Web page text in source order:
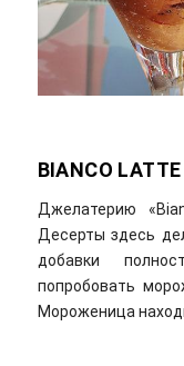
BIANCO LATTE
Джелатерию
Десерты здесь
добавки
попробовать
Мороженица